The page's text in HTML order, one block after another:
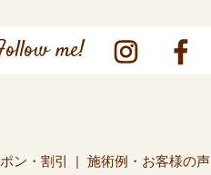
me!
ン・割引 施術例・お客様の声